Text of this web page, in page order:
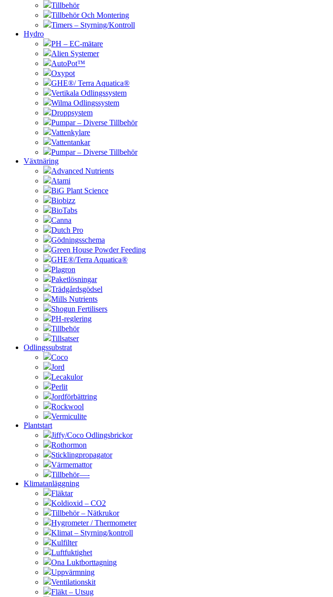
Tillbehör
Tillbehör Och Montering
Timers – Styrning/Kontroll
Hydro
PH – EC-mätare
Alien Systemer
AutoPot™
Oxypot
GHE®/ Terra Aquatica®
Vertikala Odlingssystem
Wilma Odlingssystem
Droppsystem
Pumpar – Diverse Tillbehör
Vattenkylare
Vattentankar
Pumpar – Diverse Tillbehör
Växtnäring
Advanced Nutrients
Atami
BiG Plant Science
Biobizz
BioTabs
Canna
Dutch Pro
Gödningsschema
Green House Powder Feeding
GHE®/Terra Aquatica®
Plagron
Paketlösningar
Trädgårdsgödsel
Mills Nutrients
Shogun Fertilisers
PH-reglering
Tillbehör
Tillsatser
Odlingssubstrat
Coco
Jord
Lecakulor
Perlit
Jordförbättring
Rockwool
Vermiculite
Plantstart
Jiffy/Coco Odlingsbrickor
Rothormon
Sticklingpropagator
Värmemattor
Tillbehör—-
Klimatanläggning
Fläktar
Koldioxid – CO2
Tillbehör – Nätkrukor
Hygrometer / Thermometer
Klimat – Styrning/kontroll
Kulfilter
Luftfuktighet
Ona Luktborttagning
Uppvärmning
Ventilationskit
Fläkt – Utsug